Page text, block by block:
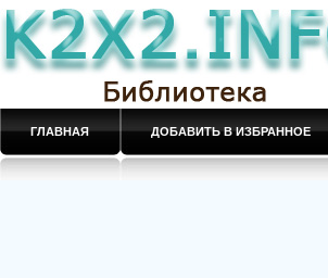
ГЛАВНАЯ ДОБАВИТЬ В ИЗБРАННОЕ